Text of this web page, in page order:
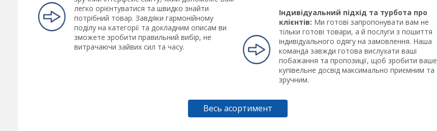
легко орієнтуватися та швидко знайти
потрібний товар. Завдяки гармонійному
поділу на категорії та докладним описам ви
зможете зробити правильний вибір, не
витрачаючи зайвих сил та часу.
Індивідуальний підхід та турбота про
клієнтів: Ми готові запропонувати вам не
тільки готові товари, а й послуги з пошиття
індивідуального одягу на замовлення. Наша
команда завжди готова вислухати ваші
побажання та пропозиції, щоб зробити ваше
купівельне досвід максимально приємним та
зручним.
Весь асортимент